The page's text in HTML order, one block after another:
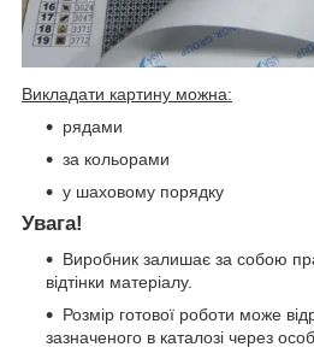
Викладати картину можна:
рядами
за кольорами
у шаховому порядку
Увага!
Виробник залишає за собою
відтінки матеріалу.
Розмір готової роботи може
зазначеного в каталозі через